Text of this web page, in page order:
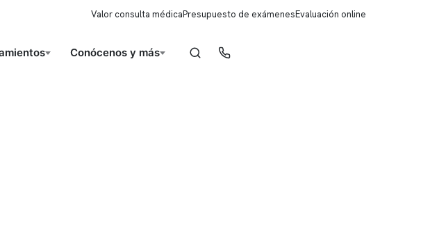
Valor consulta médicaPresupuesto de exámenesEvaluación online
Conócenos y más